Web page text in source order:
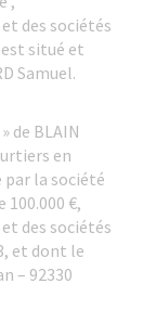
des sociétés
situé et
Samuel.
de BLAIN
en
par la société
100.000 €,
des sociétés
et dont le
– 92330